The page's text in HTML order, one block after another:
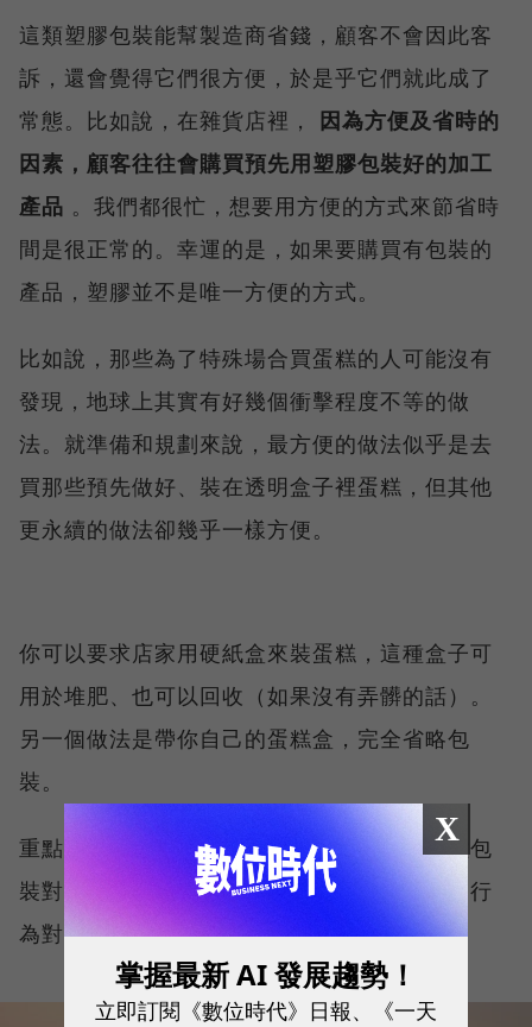
這類塑膠包裝能幫製造商省錢，顧客不會因此客
訴，還會覺得它們很方便，於是乎它們就此成了
常態。比如說，在雜貨店裡， 因為方便及省時的
因素，顧客往往會購買預先用塑膠包裝好的加工
產品 。我們都很忙，想要用方便的方式來節省時
間是很正常的。幸運的是，如果要購買有包裝的
產品，塑膠並不是唯一方便的方式。
比如說，那些為了特殊場合買蛋糕的人可能沒有
發現，地球上其實有好幾個衝擊程度不等的做
法。就準備和規劃來說，最方便的做法似乎是去
買那些預先做好、裝在透明盒子裡蛋糕，但其他
更永續的做法卻幾乎一樣方便。
你可以要求店家用硬紙盒來裝蛋糕，這種盒子可
用於堆肥、也可以回收（如果沒有弄髒的話）。
另一個做法是帶你自己的蛋糕盒，完全省略包
裝。
重點在於，我們可以有很多種做法，了解哪種包
裝對環境造成的傷害比較小，可以讓你的購物行
為對環境負責、甚至達到更高效率。
X
掌握最新 AI 發展趨勢！
立即訂閱《數位時代》日報、《一天